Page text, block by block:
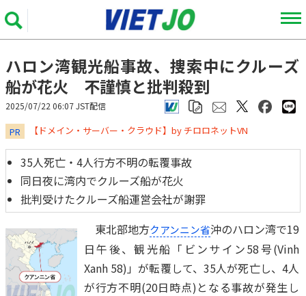
ハロン湾観光船事故、捜索中にクルーズ
船が花火 不謹慎と批判殺到
2025/07/22 06:07 JST配信
PR ​​​​​​​【ドメイン・サーバー・クラウド】by チロロネットVN
35人死亡・4人行方不明の転覆事故
同日夜に湾内でクルーズ船が花火
批判受けたクルーズ船運営会社が謝罪
東北部地方クアンニン省沖のハロン湾で19
日午後、観光船「ビンサイン58号(Vinh
Xanh 58)」が転覆して、35人が死亡し、4人
が行方不明(20日時点)となる事故が発生し